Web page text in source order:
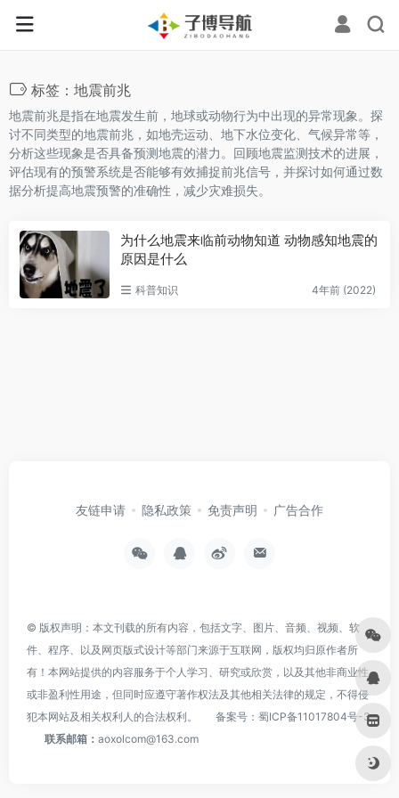
标签：地震前兆
地震前兆是指在地震发生前，地球或动物行为中出现的异常现象。探
讨不同类型的地震前兆，如地壳运动、地下水位变化、气候异常等，
分析这些现象是否具备预测地震的潜力。回顾地震监测技术的进展，
评估现有的预警系统是否能够有效捕捉前兆信号，并探讨如何通过数
据分析提高地震预警的准确性，减少灾难损失。
为什么地震来临前动物知道 动物感知地震的
原因是什么
科普知识 4年前 (2022)
友链申请 隐私政策 免责声明 广告合作
© 版权声明：本文刊载的所有内容，包括文字、图片、音频、视频、软
件、程序、以及网页版式设计等部门来源于互联网，版权均归原作者所
有！本网站提供的内容服务于个人学习、研究或欣赏，以及其他非商业性
或非盈利性用途，但同时应遵守著作权法及其他相关法律的规定，不得侵
犯本网站及相关权利人的合法权利。
备案号： 蜀ICP备11017804号-3
联系邮箱： aoxolcom@163.com